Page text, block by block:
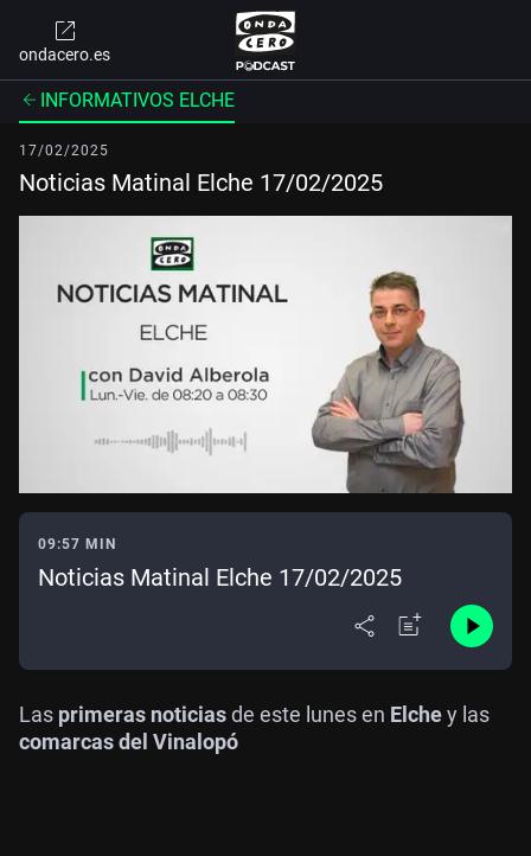
ondacero.es
INFORMATIVOS ELCHE
17/02/2025
Noticias Matinal Elche 17/02/2025
09:57 MIN
Noticias Matinal Elche 17/02/2025
Las primeras noticiasde este lunes en Elchey las
comarcas del Vinalopó